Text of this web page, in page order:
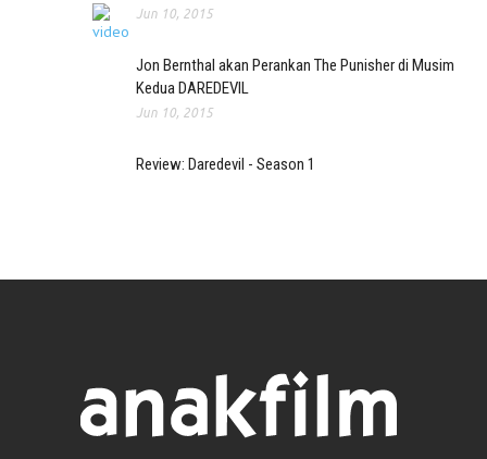
Jun 10, 2015
Jon Bernthal akan Perankan The Punisher di Musim
Kedua DAREDEVIL
Jun 10, 2015
Review: Daredevil - Season 1